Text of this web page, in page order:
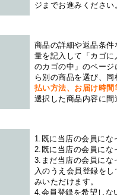
ジまでお進みください
商品の詳細や返品条
量を記入して「カゴ
のカゴの中」のペー
ら別の商品を選び、
払い方法、お届け時
選択した商品内容に
1.既に当店の会員にな
2.既に当店の会員にな
3.まだ当店の会員にな
入のうえ会員登録を
みいただけます。
4.会員登録を希望しな